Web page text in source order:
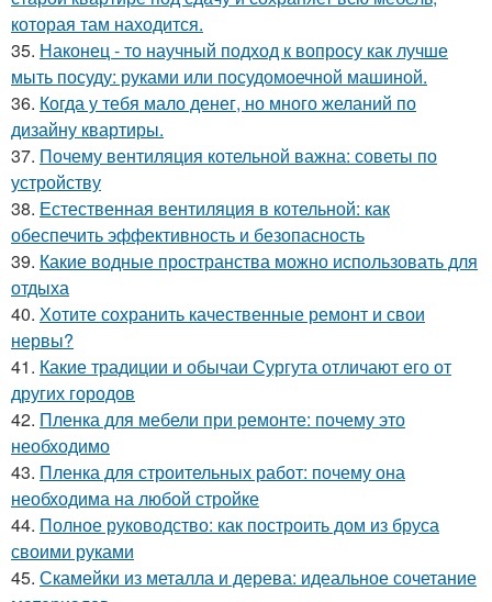
которая там находится.
35. Наконец - то научный подход к вопросу как лучше
мыть посуду: руками или посудомоечной машиной.
36. Когда у тебя мало денег, но много желаний по
дизайну квартиры.
37. Почему вентиляция котельной важна: советы по
устройству
38. Естественная вентиляция в котельной: как
обеспечить эффективность и безопасность
39. Какие водные пространства можно использовать для
отдыха
40. Хотите сохранить качественные ремонт и свои
нервы?
41. Какие традиции и обычаи Сургута отличают его от
других городов
42. Пленка для мебели при ремонте: почему это
необходимо
43. Пленка для строительных работ: почему она
необходима на любой стройке
44. Полное руководство: как построить дом из бруса
своими руками
45. Скамейки из металла и дерева: идеальное сочетание